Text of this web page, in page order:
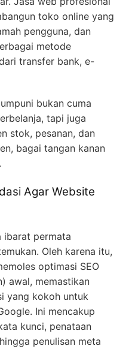
toko online yang
pengguna, dan
metode
transfer bank, e-
bukan cuma
tapi juga
stok, pesanan, dan
bagai tangan kanan
Agar Website
ibarat permata
Oleh karena itu,
optimasi SEO
awal, memastikan
yang kokoh untuk
Ini mencakup
kunci, penataan
penulisan meta